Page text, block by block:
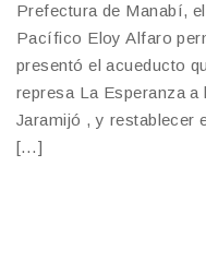
Prefectura de Manabí,
Pacífico Eloy Alfaro
presentó el acueducto
represa La Esperanza
Jaramijó , y restablecer
[…]